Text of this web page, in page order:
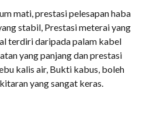
mati, prestasi pelesapan haba
stabil, Prestasi meterai yang
terdiri daripada palam kabel
yang panjang dan prestasi
kalis air, Bukti kabus, boleh
yang sangat keras.